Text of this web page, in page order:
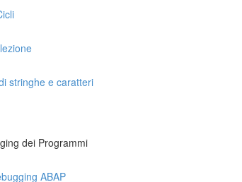
stringhe e caratteri
dei Programmi
ABAP